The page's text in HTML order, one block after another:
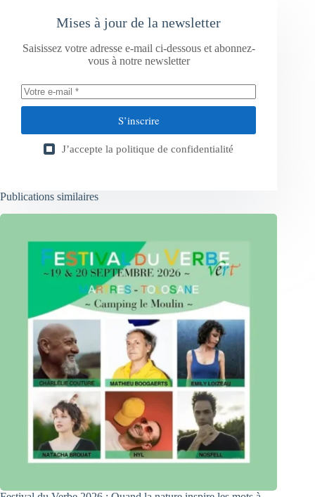
Mises à jour de la newsletter
Saisissez votre adresse e-mail ci-dessous et abonnez-
vous à notre newsletter
S’inscrire
J’accepte la politique de confidentialité
Publications similaires